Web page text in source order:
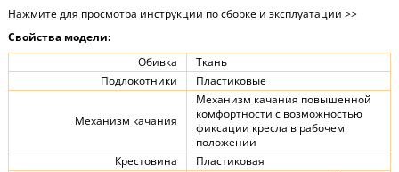
Нажмите для просмотра инструкции по сборке и эксплуатации >>
Свойства модели:
Обивка
Ткань
Подлокотники
Пластиковые
Механизм качания
Механизм качания повышенной
комфортности с возможностью
фиксации кресла в рабочем
положении
Крестовина
Пластиковая